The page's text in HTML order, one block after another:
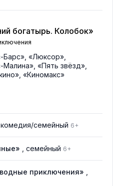
богатырь. Колобок»
Барс» «Люксор»
Малина» «Пять звёзд»
«Киномакс»
семейный 6+
, семейный 6+
приключения» ,